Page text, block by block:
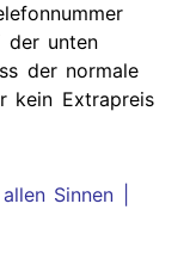
der unten
der normale
kein Extrapreis
Sinnen |